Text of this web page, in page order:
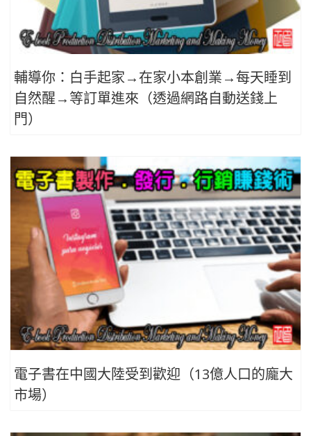
輔導你：白手起家→在家小本創業→每天睡到
自然醒→等訂單進來（透過網路自動送錢上
門）
電子書在中國大陸受到歡迎（13億人口的龐大
市場）